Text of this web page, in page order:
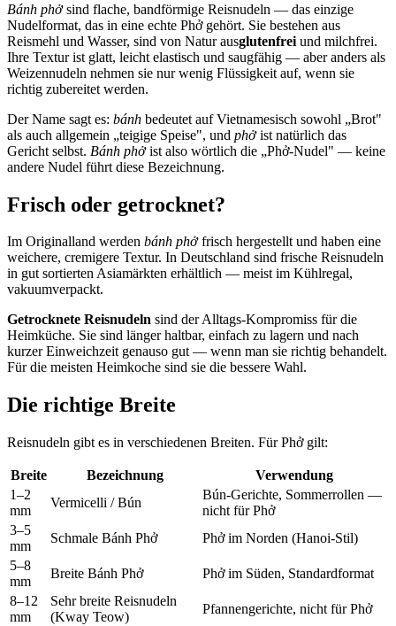
Bánh phởsind flache, bandförmige Reisnudeln — das einzige
Nudelformat, das in eine echte Phở gehört. Sie bestehen aus
Reismehl und Wasser, sind von Natur ausglutenfrei und milchfrei.
Ihre Textur ist glatt, leicht elastisch und saugfähig — aber anders als
Weizennudeln nehmen sie nur wenig Flüssigkeit auf, wenn sie
richtig zubereitet werden.
Der Name sagt es: bánh bedeutet auf Vietnamesisch sowohl „Brot"
als auch allgemein „teigige Speise", und phởist natürlich das
Gericht selbst. Bánh phởist also wörtlich die „Phở-Nudel" — keine
andere Nudel führt diese Bezeichnung.
Frisch oder getrocknet?
Im Originalland werden bánh phởfrisch hergestellt und haben eine
weichere, cremigere Textur. In Deutschland sind frische Reisnudeln
in gut sortierten Asiamärkten erhältlich — meist im Kühlregal,
vakuumverpackt.
Getrocknete Reisnudeln sind der Alltags-Kompromiss für die
Heimküche. Sie sind länger haltbar, einfach zu lagern und nach
kurzer Einweichzeit genauso gut — wenn man sie richtig behandelt.
Für die meisten Heimkoche sind sie die bessere Wahl.
Die richtige Breite
Reisnudeln gibt es in verschiedenen Breiten. Für Phở gilt:
Breite Bezeichnung
Verwendung
1–2
mm
Vermicelli / Bún
Bún-Gerichte, Sommerrollen —
nicht für Phở
3–5
mm
Schmale Bánh Phở
Phở im Norden (Hanoi-Stil)
5–8
mm
Breite Bánh Phở
Phở im Süden, Standardformat
8–12
mm
Sehr breite Reisnudeln
(Kway Teow)
Pfannengerichte, nicht für Phở